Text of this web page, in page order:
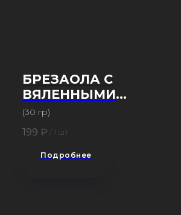
БРЕЗАОЛА С
ВЯЛЕННЫМИ
ТОМАТАМИ 30 Г
(30 гр)
199 ₽ / 1 шт
Подробнее